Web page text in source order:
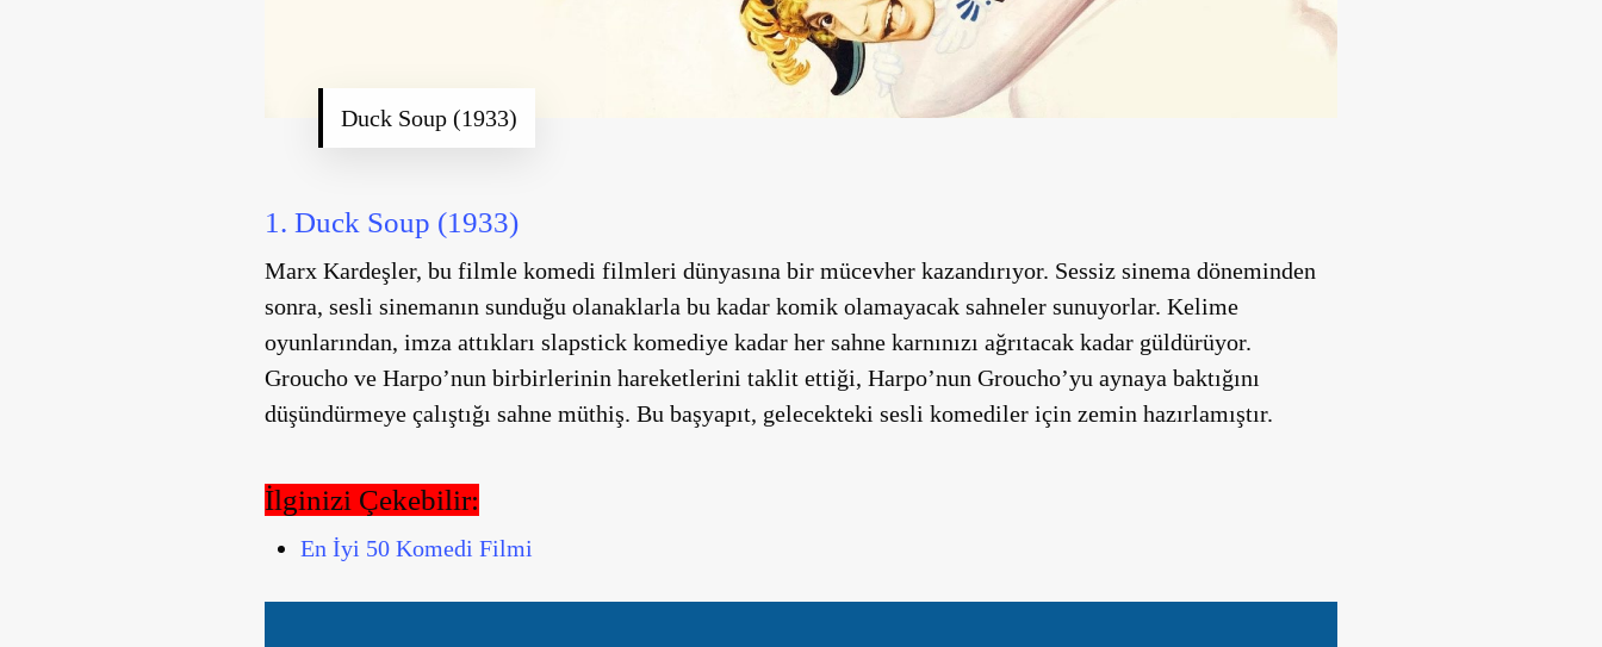
Duck Soup (1933)
1. Duck Soup (1933)
Marx Kardeşler, bu filmle komedi filmleri dünyasına bir mücevher kazandırıyor. Sessiz sinema döneminden
sonra, sesli sinemanın sunduğu olanaklarla bu kadar komik olamayacak sahneler sunuyorlar. Kelime
oyunlarından, imza attıkları slapstick komediye kadar her sahne karnınızı ağrıtacak kadar güldürüyor.
Groucho ve Harpo’nun birbirlerinin hareketlerini taklit ettiği, Harpo’nun Groucho’yu aynaya baktığını
düşündürmeye çalıştığı sahne müthiş. Bu başyapıt, gelecekteki sesli komediler için zemin hazırlamıştır.
İlginizi Çekebilir:
En İyi 50 Komedi Filmi